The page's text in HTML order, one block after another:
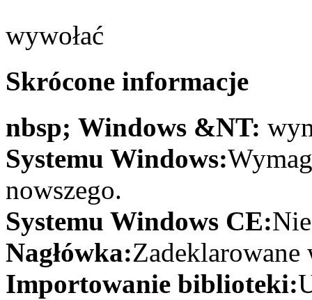
wywołać
Skrócone informacje
nbsp; Windows &NT:
Systemu Windows:
nowszego.
Systemu Windows CE:
Nagłówka:
Importowanie biblioteki: